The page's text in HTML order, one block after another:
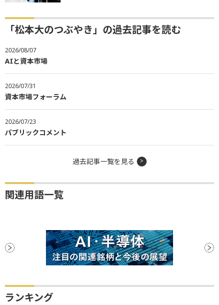
「松本大のつぶやき」の過去記事を読む
2026/08/07
AIと資本市場
2026/07/31
資本市場フォーラム
2026/07/23
パブリックコメント
過去記事一覧を見る
関連用語一覧
ランキング